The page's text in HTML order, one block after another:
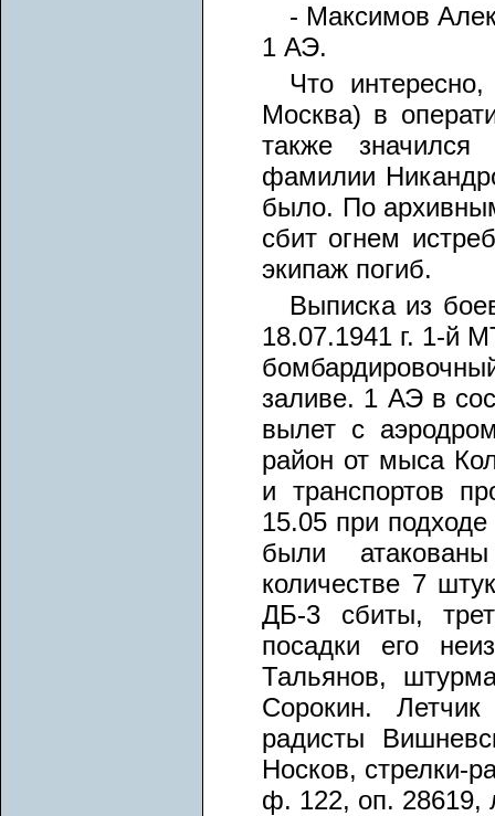
- Максимов
1 АЭ.
Что
Москва) в
также
фамилии
было. По
сбит огнем
экипаж погиб.
Выписка из
18.07.1941 г. 1-й
заливе. 1 АЭ в
вылет с
район от мыса
и транспортов
15.05 при
были
количестве 7
ДБ-3 сбиты,
посадки его
Тальянов,
Сорокин.
радисты
Носков,
ф. 122, оп. 28619,